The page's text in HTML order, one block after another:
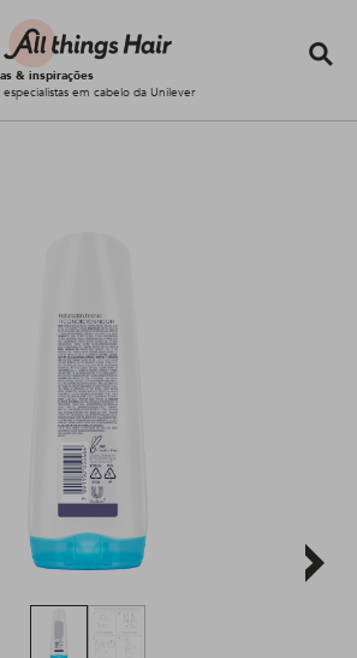
& inspirações
especialistas em cabelo da Unilever